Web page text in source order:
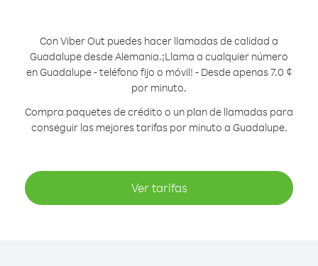
Con Viber Out puedes hacer llamadas de calidad a
Guadalupe desde Alemania.¡Llama a cualquier número
en Guadalupe - teléfono fijo o móvil! - Desde apenas 7.0 ¢
por minuto.
Compra paquetes de crédito o un plan de llamadas para
conseguir las mejores tarifas por minuto a Guadalupe.
Ver tarifas